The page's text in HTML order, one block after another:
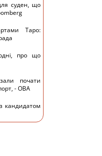
суден, що
Таро:
про що
почати
- ОВА
кандидатом